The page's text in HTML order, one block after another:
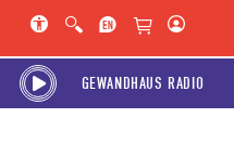
GEWANDHAUS RADIO